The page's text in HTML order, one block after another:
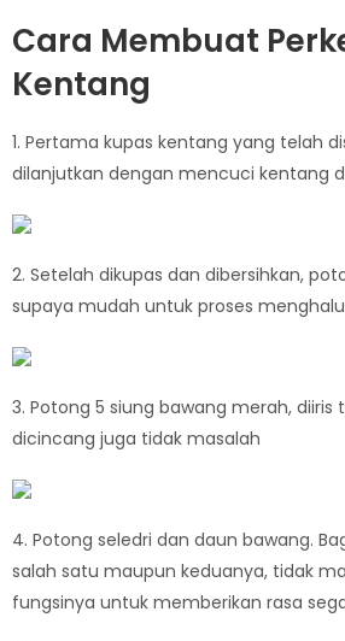
Cara Membuat
Kentang
1. Pertama kupas kentang yang telah
dilanjutkan dengan mencuci kentang
2. Setelah dikupas dan dibersihkan,
supaya mudah untuk proses
3. Potong 5 siung bawang merah,
dicincang juga tidak masalah
4. Potong seledri dan daun bawang.
salah satu maupun keduanya, tidak
fungsinya untuk memberikan rasa